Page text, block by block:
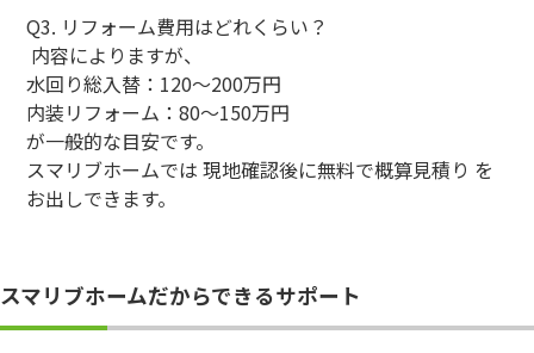
Q3. リフォーム費用はどれくらい？
内容によりますが、
水回り総入替：120〜200万円
内装リフォーム：80〜150万円
が一般的な目安です。
スマリブホームでは 現地確認後に無料で概算見積り を
お出しできます。
スマリブホームだからできるサポート